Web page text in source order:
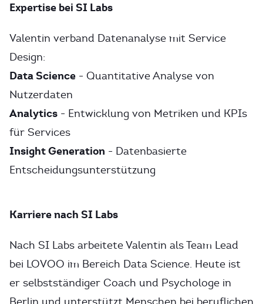
Expertise bei SI Labs
Valentin verband Datenanalyse mit Service
Design:
Data Science - Quantitative Analyse von
Nutzerdaten
Analytics - Entwicklung von Metriken und KPIs
für Services
Insight Generation - Datenbasierte
Entscheidungsunterstützung
Karriere nach SI Labs
Nach SI Labs arbeitete Valentin als Team Lead
bei LOVOO im Bereich Data Science. Heute ist
er selbstständiger Coach und Psychologe in